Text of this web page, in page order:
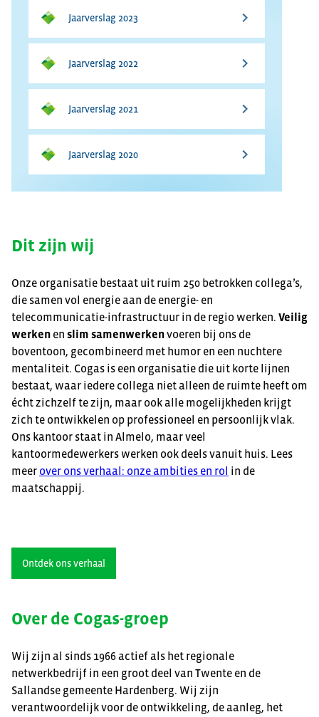
Jaarverslag 2023
Jaarverslag 2022
Jaarverslag 2021
Jaarverslag 2020
Dit zijn wij
Onze organisatie bestaat uit ruim 250 betrokken collega’s,
die samen vol energie aan de energie- en
telecommunicatie-infrastructuur in de regio werken. Veilig
werken en slim samenwerkenvoeren bij ons de
boventoon, gecombineerd met humor en een nuchtere
mentaliteit. Cogas is een organisatie die uit korte lijnen
bestaat, waar iedere collega niet alleen de ruimte heeft om
écht zichzelf te zijn, maar ook alle mogelijkheden krijgt
zich te ontwikkelen op professioneel en persoonlijk vlak.
Ons kantoor staat in Almelo, maar veel
kantoormedewerkers werken ook deels vanuit huis. Lees
meer over ons verhaal: onze ambities en rol in de
maatschappij.
Ontdek ons verhaal
Over de Cogas-groep
Wij zijn al sinds 1966 actief als het regionale
netwerkbedrijf in een groot deel van Twente en de
Sallandse gemeente Hardenberg. Wij zijn
verantwoordelijk voor de ontwikkeling, de aanleg, het